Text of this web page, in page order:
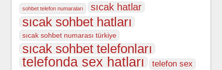
sohbet telefon numaraları sıcak hatlar
sıcak sohbet hatları
sıcak sohbet numarası türkiye
sıcak sohbet telefonları
telefonda sex hatları telefon sex